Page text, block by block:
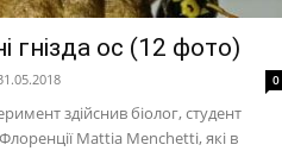
гнізда ос (12 фото)
0
здійснив біолог, студент
Mattia Menchetti, які в